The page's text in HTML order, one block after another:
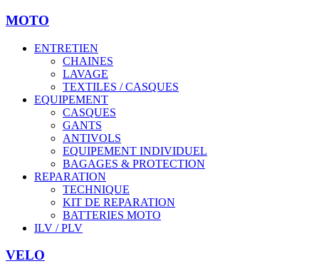
MOTO
ENTRETIEN
CHAINES
LAVAGE
TEXTILES / CASQUES
EQUIPEMENT
CASQUES
GANTS
ANTIVOLS
EQUIPEMENT INDIVIDUEL
BAGAGES & PROTECTION
REPARATION
TECHNIQUE
KIT DE REPARATION
BATTERIES MOTO
ILV / PLV
VELO